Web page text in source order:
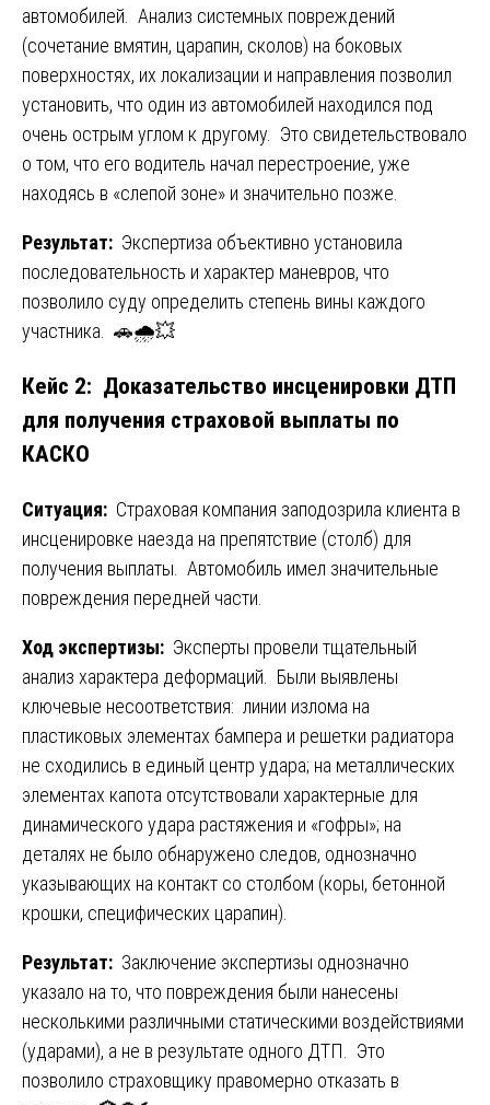
автомобилей. Анализ системных повреждений
(сочетание вмятин, царапин, сколов) на боковых
поверхностях, их локализации и направления позволил
установить, что один из автомобилей находился под
очень острым углом к другому. Это свидетельствовало
о том, что его водитель начал перестроение, уже
находясь в «слепой зоне» и значительно позже.
Результат: Экспертиза объективно установила
последовательность и характер маневров, что
позволило суду определить степень вины каждого
участника. 🚗🌧️💥
Кейс 2: Доказательство инсценировки ДТП
для получения страховой выплаты по
КАСКО
Ситуация: Страховая компания заподозрила клиента в
инсценировке наезда на препятствие (столб) для
получения выплаты. Автомобиль имел значительные
повреждения передней части.
Ход экспертизы: Эксперты провели тщательный
анализ характера деформаций. Были выявлены
ключевые несоответствия: линии излома на
пластиковых элементах бампера и решетки радиатора
не сходились в единый центр удара; на металлических
элементах капота отсутствовали характерные для
динамического удара растяжения и «гофры»; на
деталях не было обнаружено следов, однозначно
указывающих на контакт со столбом (коры, бетонной
крошки, специфических царапин).
Результат: Заключение экспертизы однозначно
указало на то, что повреждения были нанесены
несколькими различными статическими воздействиями
(ударами), а не в результате одного ДТП. Это
позволило страховщику правомерно отказать в